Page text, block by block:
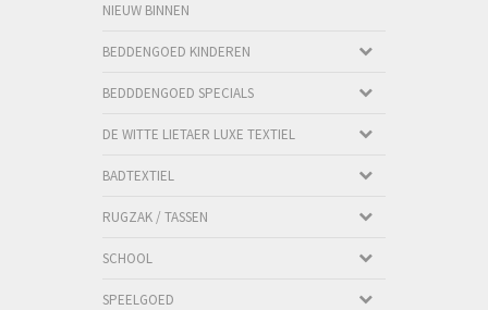
NIEUW BINNEN
BEDDENGOED KINDEREN
BEDDDENGOED SPECIALS
DE WITTE LIETAER LUXE TEXTIEL
BADTEXTIEL
RUGZAK / TASSEN
SCHOOL
SPEELGOED